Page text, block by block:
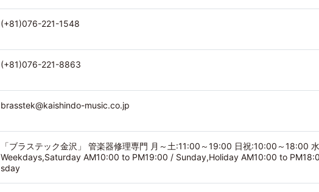
(+81)076-221-1548
(+81)076-221-8863
brasstek@kaishindo-music.co.jp
「ブラステック金沢」 管楽器修理専門 月～土:11:00～19:00 日祝:10:00～18:00
Weekdays,Saturday AM10:00 to PM19:00 / Sunday,Holiday AM10:00 to
sday